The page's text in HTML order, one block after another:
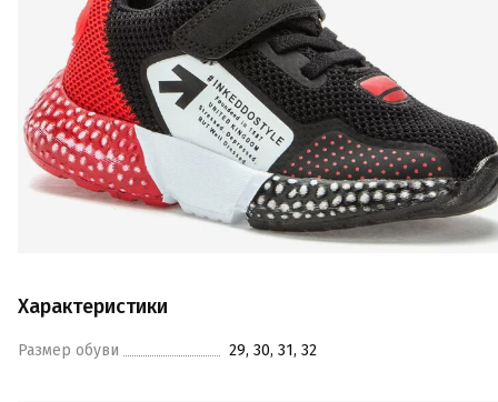
Характеристики
Размер обуви 29, 30, 31, 32